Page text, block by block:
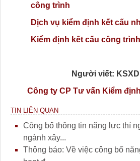
công trình
Dịch vụ kiểm định kết cấu
Kiểm định kết cấu công
Người viết:
Công ty CP Tư vấn Kiểm
TIN LIÊN QUAN
Công bố thông tin năng lực thí
ngành xây...
Thông báo: Về việc công bố